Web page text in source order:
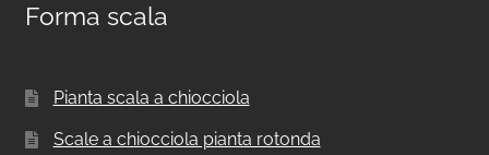
Forma scala
Pianta scala a chiocciola
Scale a chiocciola pianta rotonda